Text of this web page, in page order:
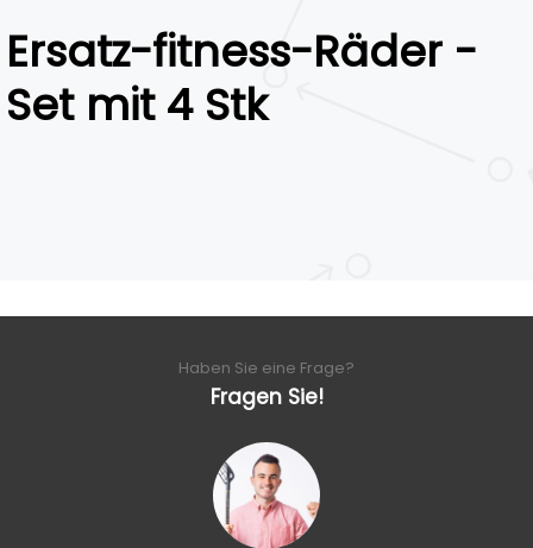
Ersatz-fitness-Räder -
Set mit 4 Stk
Haben Sie eine Frage?
Fragen Sie!